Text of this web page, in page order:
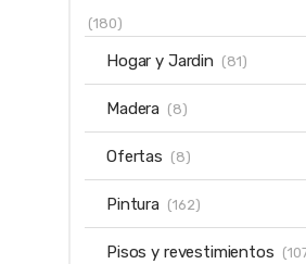
(180)
Hogar y Jardin (81)
Madera (8)
Ofertas (8)
Pintura (162)
Pisos y revestimientos